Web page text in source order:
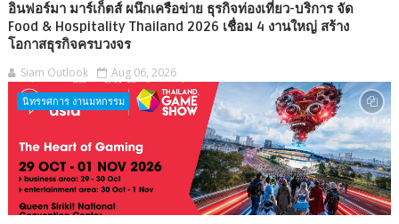
อินฟอร์มา มาร์เก็ตส์ ผนึกเครือข่าย ธุรกิจท่องเที่ยว-บริการ จัด
Food & Hospitality Thailand 2026 เชื่อม 4 งานใหญ่ สร้าง
โอกาสธุรกิจครบวงจร
Siam Outlook Aug 06, 2026
นิทรรศการ งานมหกรรม